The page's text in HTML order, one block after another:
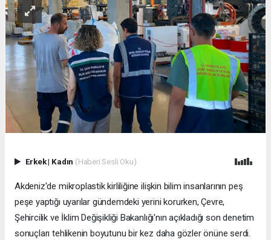
Erkek| Kadın (Haberi Sesli Oku)
Akdeniz'de mikroplastik kirliliğine ilişkin bilim insanlarının peş
peşe yaptığı uyarılar gündemdeki yerini korurken, Çevre,
Şehircilik ve İklim Değişikliği Bakanlığı'nın açıkladığı son denetim
sonuçları tehlikenin boyutunu bir kez daha gözler önüne serdi.